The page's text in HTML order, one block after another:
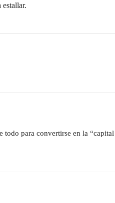
todo para convertirse en la